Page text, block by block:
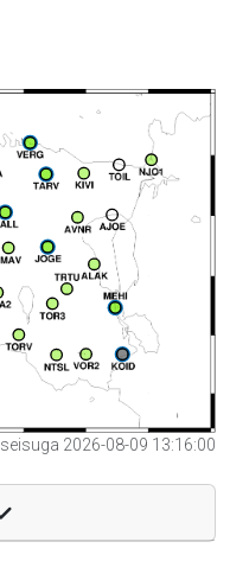
2026-08-09 13:16:00